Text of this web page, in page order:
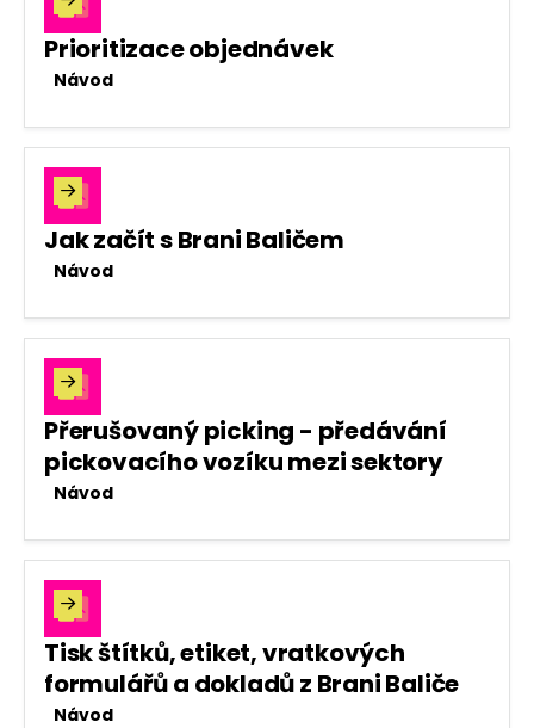
Prioritizace objednávek
Návod
Jak začít s Brani Baličem
Návod

Přerušovaný picking - předávání
pickovacího vozíku mezi sektory
Návod

Tisk štítků, etiket, vratkových
formulářů a dokladů z Brani Baliče
Návod
